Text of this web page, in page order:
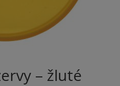
– žluté